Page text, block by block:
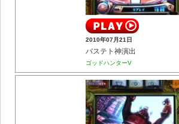
2010年07月21日
バステト神演出
ゴッドハンターV